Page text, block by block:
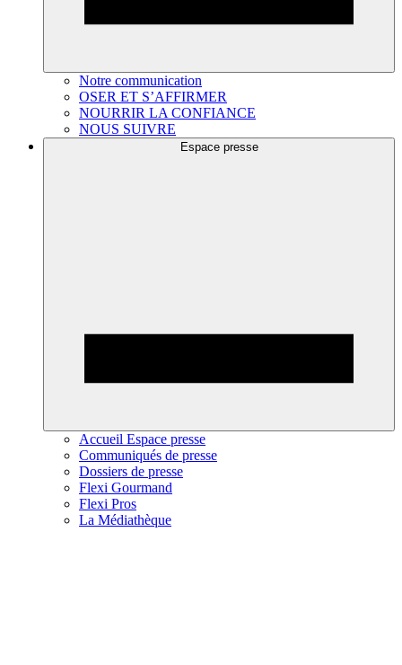
Notre communication
OSER ET S’AFFIRMER
NOURRIR LA CONFIANCE
NOUS SUIVRE
Espace presse
Accueil Espace presse
Communiqués de presse
Dossiers de presse
Flexi Gourmand
Flexi Pros
La Médiathèque